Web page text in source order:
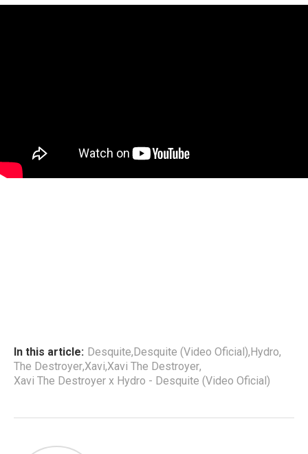
In this article: Desquite,Desquite (Video Oficial),Hydro,
The Destroyer,Xavi,Xavi The Destroyer,
Xavi The Destroyer x Hydro - Desquite (Video Oficial)